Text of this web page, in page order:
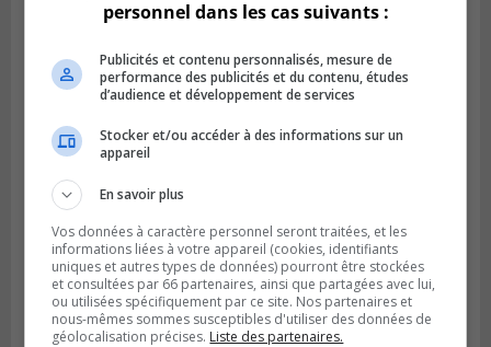
BOUCHERVILLE
Publié le 5 août 2026 à 06h54
La SQ recense 18 décès pendant les
vacances de la construction
personnel dans les cas suivants :
Publicités et contenu personnalisés, mesure de
performance des publicités et du contenu, études
d’audience et développement de services
Stocker et/ou accéder à des informations sur un
appareil
En savoir plus
Vos données à caractère personnel seront traitées, et les
informations liées à votre appareil (cookies, identifiants
uniques et autres types de données) pourront être stockées
et consultées par 66 partenaires, ainsi que partagées avec lui,
ou utilisées spécifiquement par ce site. Nos partenaires et
nous-mêmes sommes susceptibles d'utiliser des données de
géolocalisation précises. Liste des partenaires.